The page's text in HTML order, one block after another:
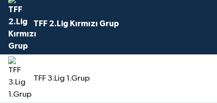
TFF 2.Lig Kırmızı Grup
TFF 3.Lig 1.Grup